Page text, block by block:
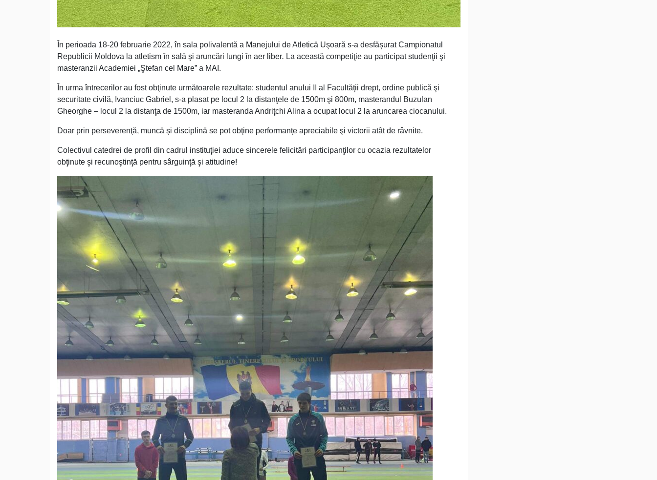
În perioada 18-20 februarie 2022, în sala polivalentă a Manejului de Atletică Uşoară s-a desfăşurat Campionatul
Republicii Moldova la atletism în sală şi aruncări lungi în aer liber. La această competiţie au participat studenţii şi
masteranzii Academiei „Ştefan cel Mare” a MAI.
În urma întrecerilor au fost obţinute următoarele rezultate: studentul anului II al Facultăţii drept, ordine publică şi
securitate civilă, Ivanciuc Gabriel, s-a plasat pe locul 2 la distanţele de 1500m şi 800m, masterandul Buzulan
Gheorghe – locul 2 la distanţa de 1500m, iar masteranda Andriţchi Alina a ocupat locul 2 la aruncarea ciocanului.
Doar prin perseverenţă, muncă şi disciplină se pot obţine performanţe apreciabile şi victorii atât de râvnite.
Colectivul catedrei de profil din cadrul instituţiei aduce sincerele felicitări participanţilor cu ocazia rezultatelor
obţinute şi recunoştinţă pentru sârguinţă şi atitudine!